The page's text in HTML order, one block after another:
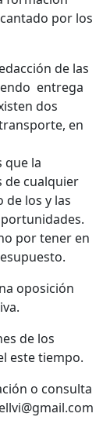
por los
de las
entrega
dos
en
que la
de cualquier
de los y las
por tener en
oposición
de los
este tiempo.
o consulta